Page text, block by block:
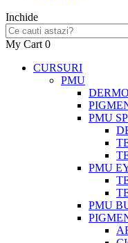
Inchide
My Cart 0
CURSURI
PMU
PMU
PMU
PMU